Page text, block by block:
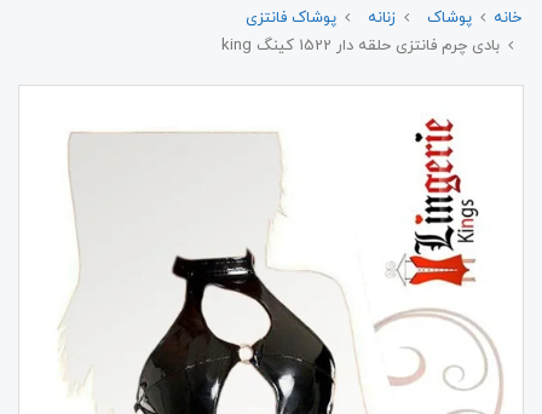
خانه پوشاک زنانه
پوشاک فانتزی
بادی چرم فانتزی حلقه دار 1522 کینگ king